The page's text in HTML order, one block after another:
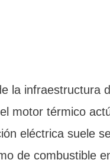
la infraestructura
motor térmico
eléctrica suele
de combustible